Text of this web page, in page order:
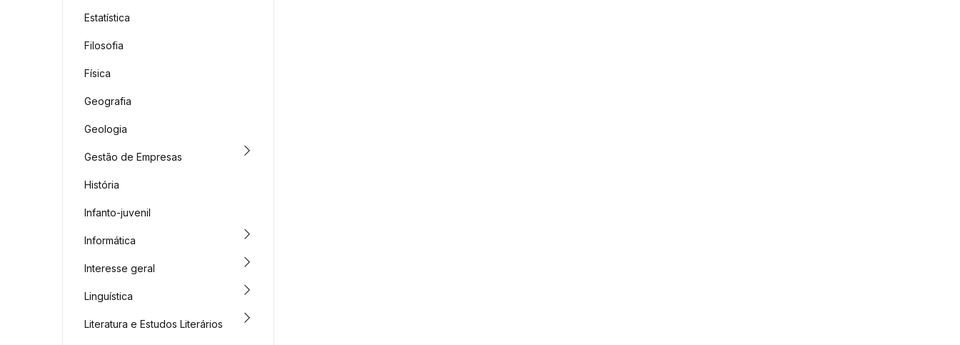
Estatística
Filosofia
Física
Geografia
Geologia
Gestão de Empresas
História
Infanto-juvenil
Informática
Interesse geral
Linguística
Literatura e Estudos Literários